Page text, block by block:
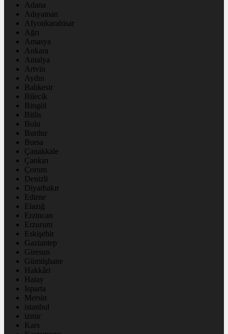
Adana
Adıyaman
Afyonkarahisar
Ağrı
Amasya
Ankara
Antalya
Artvin
Aydın
Balıkesir
Bilecik
Bingöl
Bitlis
Bolu
Burdur
Bursa
Çanakkale
Çankırı
Çorum
Denizli
Diyarbakır
Edirne
Elazığ
Erzincan
Erzurum
Eskişehir
Gaziantep
Giresun
Gümüşhane
Hakkâri
Hatay
Isparta
Mersin
istanbul
izmir
Kars